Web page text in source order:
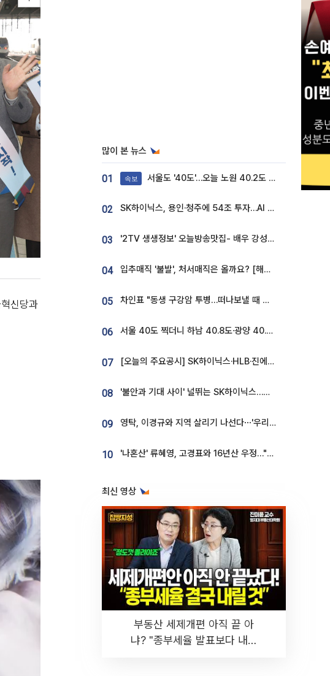
신당과
많이 본 뉴스
01 속보 서울도 '40도'…오늘 노원 40.2도 기록
02 SK하이닉스, 용인·청주에 54조 투자…AI 메모리 생산기지 키운다
03 '2TV 생생정보' 오늘방송맛집- 배우 강성진 단골! 쌀국수ㆍ푸팟퐁 커리 맛집 '블○○○'
04 입추매직 '불발', 처서매직은 올까요? [해시태그]
05 차인표 "동생 구강암 투병…떠나보낼 때 가장 힘들었다”
06 서울 40도 찍더니 하남 40.8도·광양 40.2도…전국 '펄펄'
07 [오늘의 주요공시] SK하이닉스·HLB·진에어·포스코홀딩스·네이버·대우건설 등
08 '불안과 기대 사이' 널뛰는 SK하이닉스…증권가 "HBM4·LTA 기반 펀터멘털 견고"
09 영탁, 이경규와 지역 살리기 나선다⋯'우리동네 전성시대' 8일 첫방
10 '나혼산' 류혜영, 고경표와 16년산 우정…"자취방서 부모님과 마주쳐"
최신 영상
부동산 세제개편 아직 끝 아
냐? "종부세율 발표보다 내릴